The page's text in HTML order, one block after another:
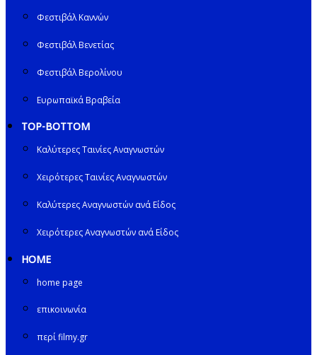
Φεστιβάλ Καννών
Φεστιβάλ Βενετίας
Φεστιβάλ Βερολίνου
Ευρωπαϊκά Βραβεία
TOP-BOTTOM
Καλύτερες Ταινίες Αναγνωστών
Χειρότερες Ταινίες Αναγνωστών
Καλύτερες Αναγνωστών ανά Είδος
Χειρότερες Αναγνωστών ανά Είδος
HOME
home page
επικοινωνία
περί filmy.gr